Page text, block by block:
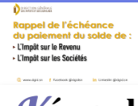
Aller au contenu